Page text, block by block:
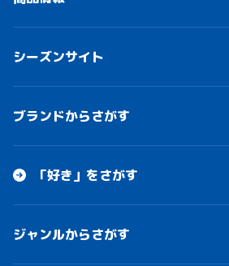
シーズンサイト
ブランドからさがす
「好き」をさがす
ジャンルからさがす